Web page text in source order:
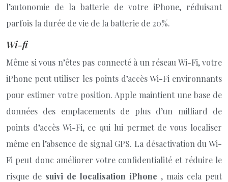
l’autonomie de la batterie de votre iPhone, réduisant
parfois la durée de vie de la batterie de 20%.
Wi-fi
Même si vous n’êtes pas connecté à un réseau Wi-Fi, votre
iPhone peut utiliser les points d’accès Wi-Fi environnants
pour estimer votre position. Apple maintient une base de
données des emplacements de plus d’un milliard de
points d’accès Wi-Fi, ce qui lui permet de vous localiser
même en l’absence de signal GPS. La désactivation du Wi-
Fi peut donc améliorer votre confidentialité et réduire le
risque de suivi de localisation iPhone , mais cela peut